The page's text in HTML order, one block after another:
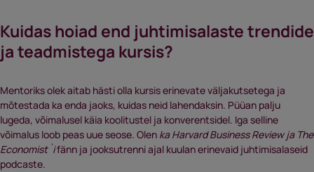
Kuidas hoiad end juhtimisalaste trendide
ja teadmistega kursis?
Mentoriks olek aitab hästi olla kursis erinevate väljakutsetega ja
mõtestada ka enda jaoks, kuidas neid lahendaksin. Püüan palju
lugeda, võimalusel käia koolitustel ja konverentsidel. Iga selline
võimalus loob peas uue seose. Olen ka Harvard Business Review ja The
Economist`ifänn ja jooksutrenni ajal kuulan erinevaid juhtimisalaseid
podcaste.